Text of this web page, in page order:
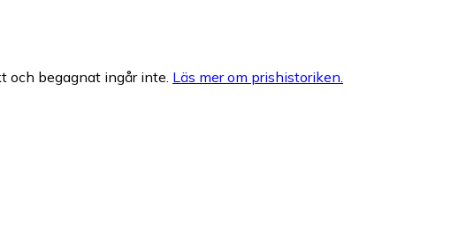
och begagnat ingår inte. Läs mer om prishistoriken.